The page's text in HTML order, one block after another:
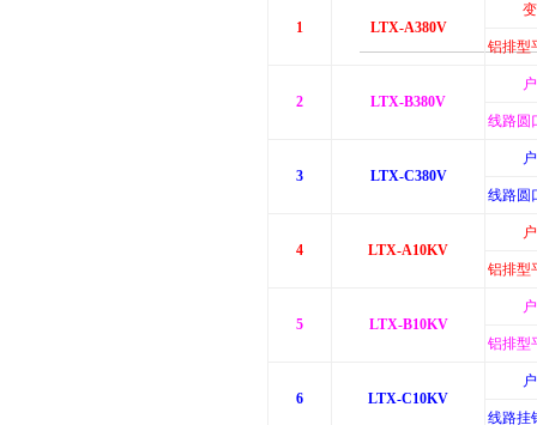
1 LTX-A380V
铝排型
2 LTX-B380V
线路圆
3 LTX-C380V
线路圆
4 LTX-A10KV
铝排型
5 LTX-B10KV
铝排型
6 LTX-C10KV
线路挂